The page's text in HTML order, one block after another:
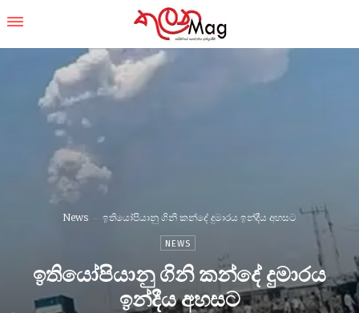
News ඉතියෝපියානු ගිනි කන්දේ දුමාරය ඉන්දීය අහසට
NEWS
ඉතියෝපියානු ගිනි කන්දේ දුමාරය
ඉන්දීය අහසට